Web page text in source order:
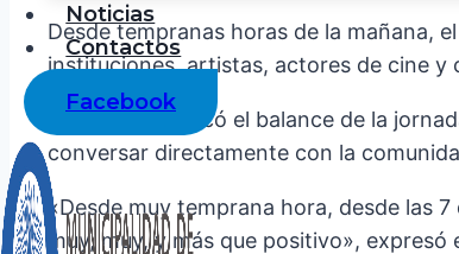
Noticias
Contactos
Facebook
Desde tempranas horas de la mañana,
instituciones, artistas, actores de cine y
Velázquez calificó el balance de la
conversar directamente con la
«Desde muy temprana hora, desde las
muy, muy, y más que positivo»,